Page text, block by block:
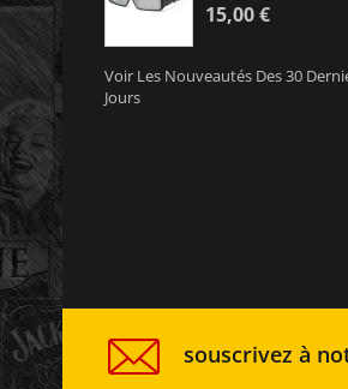
15,00 €
Voir Les Nouveautés Des 30
Jours
souscrivez à